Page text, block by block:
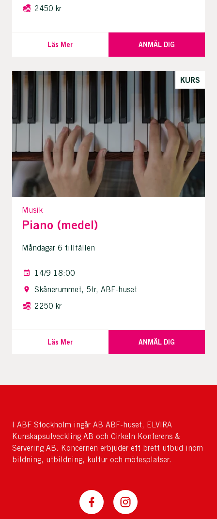
2450 kr
Läs Mer ANMÄL DIG
KURS
Musik
Piano (medel)
Måndagar 6 tillfällen
14/9 18:00
Skånerummet, 5tr, ABF-huset
2250 kr
Läs Mer ANMÄL DIG
I ABF Stockholm ingår AB ABF-huset, ELVIRA
Kunskapsutveckling AB och Cirkeln Konferens &
Servering AB. Koncernen erbjuder ett brett utbud inom
bildning, utbildning, kultur och mötesplatser.